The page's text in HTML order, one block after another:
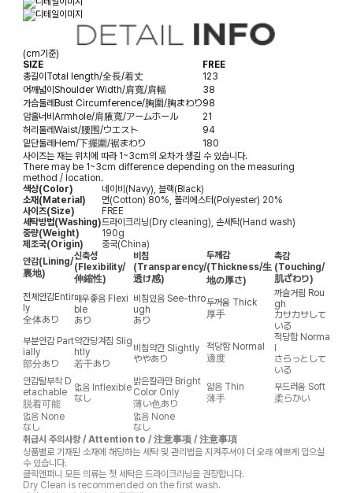
(cm기준)
SIZE
FREE
총길이Total length/全長/着丈
123
어깨넓이Shoulder Width/肩寬/肩幅
38
가슴둘레Bust Circumference/胸圍/胸まわり98
암홀너비Armhole/肩腋寬/アームホール
21
허리둘레Waist/腰围/ウエスト
94
밑단둘레Hem/下擺圍/裾まわり
180
사이즈는 재는 위치에 따라 1~3cm의 오차가 생길 수 있습니다.
There may be 1~3cm difference depending on the measuring
method / location.
색상(Color)
네이비(Navy), 블랙(Black)
소재(Material)
면(Cotton) 80%, 폴리에스터(Polyester) 20%
사이즈(Size)
FREE
세탁방법(Washing)드라이크리닝(Dry cleaning), 손세탁(Hand wash)
중량(Weight)
190g
제조국(Origin)
중국(China)
안감(Lining/
裏地)
신축성
(Flexibility/
伸縮性)
비침
(Transparency/
透け感)
두께감
(Thickness/生
地の厚さ)
촉감
(Touching/
肌ざわり)
전체안감Entir
ly
全体あり
매우좋음 Flexi
ble
あり
비침있음 See-thro
ugh
あり
두꺼움 Thick
厚手
까슬거림 Rou
gh
カサカサして
いる
부분안감 Part
ially
部分あり
약간당겨짐 Slig
htly
若干あり
비침약간 Slightly
ややあり
적당함 Normal
適度
적당함 Norma
l
さらっとして
いる
안감탈부착 D
etachable
脱着可能
없음 Inflexible
なし
밝은칼라만 Bright
Color Only
薄い色あり
얇음 Thin
薄手
부드러움 Soft
柔らかい
없음 None
なし
없음 None
なし
취급시 주의사항 / Attention to / 注意事项 / 注意事項
상품별로 기재된 소재에 해당하는 세탁 및 관리법을 지켜주셔야 더 오래 예쁘게 입으실
수 있습니다.
클릭앤퍼니 모든 의류는 첫 세탁은 드라이크리닝을 권장합니다.
Dry Clean is recommended on the first wash.